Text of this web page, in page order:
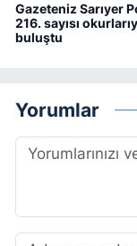
Gazeteniz Sarıyer
216. sayısı
buluştu
Yorumlar